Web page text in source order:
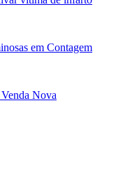
em Contagem
Nova